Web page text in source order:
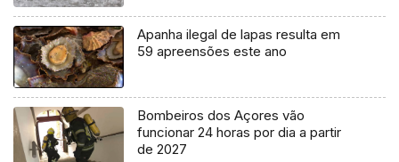
Apanha ilegal de lapas resulta em
59 apreensões este ano
Bombeiros dos Açores vão
funcionar 24 horas por dia a partir
de 2027